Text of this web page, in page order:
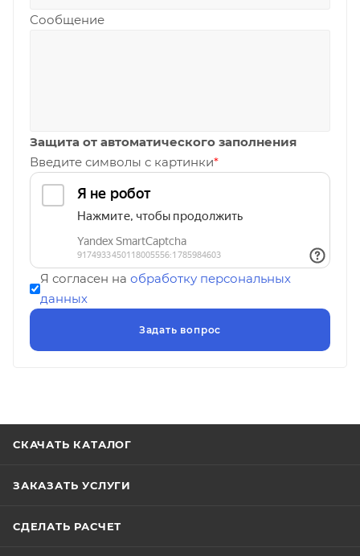
Сообщение
Защита от автоматического заполнения
Введите символы с картинки*
Я согласен на обработку персональных
данных
СКАЧАТЬ КАТАЛОГ
ЗАКАЗАТЬ УСЛУГИ
СДЕЛАТЬ РАСЧЕТ